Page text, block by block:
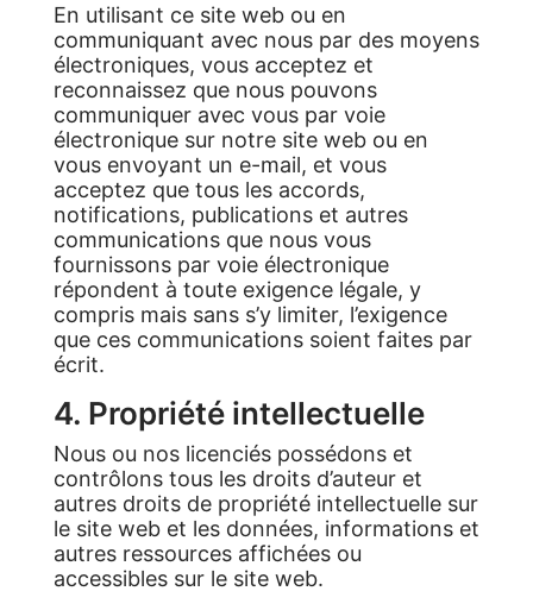
En utilisant ce site web ou en
communiquant avec nous par des moyens
électroniques, vous acceptez et
reconnaissez que nous pouvons
communiquer avec vous par voie
électronique sur notre site web ou en
vous envoyant un e-mail, et vous
acceptez que tous les accords,
notifications, publications et autres
communications que nous vous
fournissons par voie électronique
répondent à toute exigence légale, y
compris mais sans s’y limiter, l’exigence
que ces communications soient faites par
écrit.
4. Propriété intellectuelle
Nous ou nos licenciés possédons et
contrôlons tous les droits d’auteur et
autres droits de propriété intellectuelle sur
le site web et les données, informations et
autres ressources affichées ou
accessibles sur le site web.